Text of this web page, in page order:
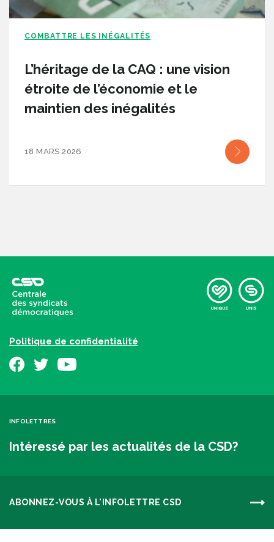
COMBATTRE LES INÉGALITÉS
L’héritage de la CAQ : une vision
étroite de l’économie et le
maintien des inégalités
18 MARS 2026
Politique de confidentialité
INFOLETTRES
Intéressé par les actualités de la CSD?
ABONNEZ-VOUS À L'INFOLETTRE CSD